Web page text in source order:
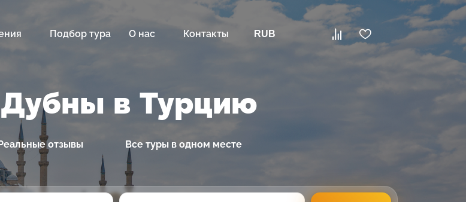
Подбор тура О нас Контакты RUB
в Турцию
Реальные отзывы Все туры в одном месте